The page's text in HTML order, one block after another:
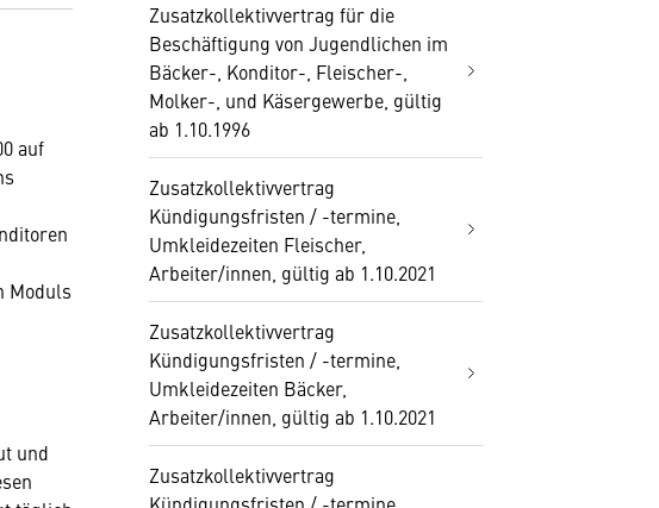
auf
Moduls
und
Zusatzkollektivvertrag für die
Beschäftigung von Jugendlichen im
Bäcker-, Konditor-, Fleischer-,
Molker-, und Käsergewerbe, gültig
ab 1.10.1996
Zusatzkollektivvertrag
Kündigungsfristen / -termine,
Umkleidezeiten Fleischer,
Arbeiter/innen, gültig ab 1.10.2021
Zusatzkollektivvertrag
Kündigungsfristen / -termine,
Umkleidezeiten Bäcker,
Arbeiter/innen, gültig ab 1.10.2021
Zusatzkollektivvertrag